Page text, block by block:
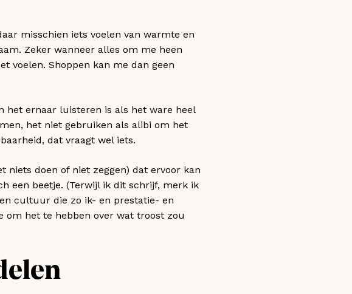
misschien iets voelen van warmte en
Zeker wanneer alles om me heen
voelen. Shoppen kan me dan geen
het ernaar luisteren is als het ware heel
het niet gebruiken als alibi om het
dat vraagt wel iets.
niets doen of niet zeggen) dat ervoor kan
een beetje. (Terwijl ik dit schrijf, merk ik
cultuur die zo ik- en prestatie- en
om het te hebben over wat troost zou